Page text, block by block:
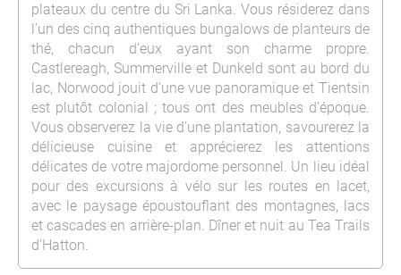
plateaux du centre du Sri Lanka. Vous résiderez dans
l’un des cinq authentiques bungalows de planteurs de
thé, chacun d’eux ayant son charme propre.
Castlereagh, Summerville et Dunkeld sont au bord du
lac, Norwood jouit d’une vue panoramique et Tientsin
est plutôt colonial ; tous ont des meubles d’époque.
Vous observerez la vie d’une plantation, savourerez la
délicieuse cuisine et apprécierez les attentions
délicates de votre majordome personnel. Un lieu idéal
pour des excursions à vélo sur les routes en lacet,
avec le paysage époustouflant des montagnes, lacs
et cascades en arrière-plan. Dîner et nuit au Tea Trails
d’Hatton.